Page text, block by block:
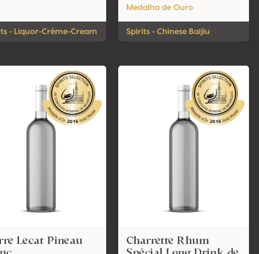
- Liquor-Crème-Cream
Medalha de Ouro
Spirits - Chinese Baijiu
Lecat Pineau
Charrette Rhum